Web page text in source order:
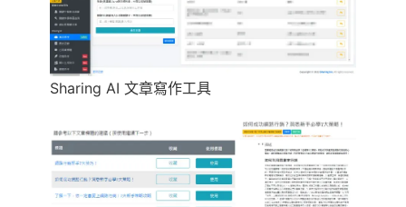
Sharing AI 文章寫作工具